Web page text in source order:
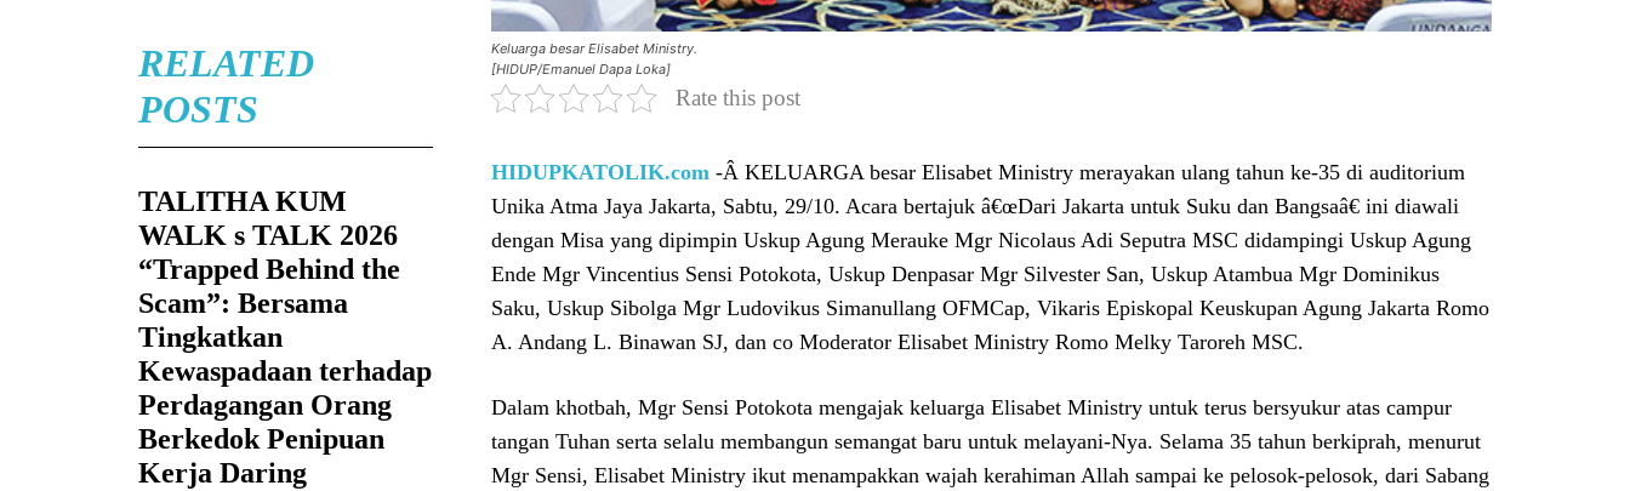
RELATED
POSTS
TALITHA KUM
WALK s TALK 2026
“Trapped Behind the
Scam”: Bersama
Tingkatkan
Kewaspadaan terhadap
Perdagangan Orang
Berkedok Penipuan
Kerja Daring
Keluarga besar Elisabet Ministry.
[HIDUP/Emanuel Dapa Loka]
Rate this post
HIDUPKATOLIK.com -Â KELUARGA besar Elisabet Ministry merayakan ulang tahun ke-35 di auditorium
Unika Atma Jaya Jakarta, Sabtu, 29/10. Acara bertajuk â€œDari Jakarta untuk Suku dan Bangsaâ€ ini diawali
dengan Misa yang dipimpin Uskup Agung Merauke Mgr Nicolaus Adi Seputra MSC didampingi Uskup Agung
Ende Mgr Vincentius Sensi Potokota, Uskup Denpasar Mgr Silvester San, Uskup Atambua Mgr Dominikus
Saku, Uskup Sibolga Mgr Ludovikus Simanullang OFMCap, Vikaris Episkopal Keuskupan Agung Jakarta Romo
A. Andang L. Binawan SJ, dan co Moderator Elisabet Ministry Romo Melky Taroreh MSC.
Dalam khotbah, Mgr Sensi Potokota mengajak keluarga Elisabet Ministry untuk terus bersyukur atas campur
tangan Tuhan serta selalu membangun semangat baru untuk melayani-Nya. Selama 35 tahun berkiprah, menurut
Mgr Sensi, Elisabet Ministry ikut menampakkan wajah kerahiman Allah sampai ke pelosok-pelosok, dari Sabang